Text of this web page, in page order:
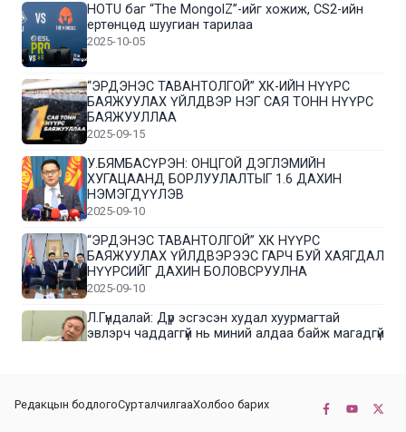
HOTU баг “The MongolZ”-ийг хожиж, CS2-ийн
ертөнцөд шуугиан тарилаа
2025-10-05
“ЭРДЭНЭС ТАВАНТОЛГОЙ” ХК-ИЙН НҮҮРС
БАЯЖУУЛАХ ҮЙЛДВЭР НЭГ САЯ ТОНН НҮҮРС
БАЯЖУУЛЛАА
2025-09-15
У.БЯМБАСҮРЭН: ОНЦГОЙ ДЭГЛЭМИЙН
ХУГАЦААНД БОРЛУУЛАЛТЫГ 1.6 ДАХИН
НЭМЭГДҮҮЛЭВ
2025-09-10
“ЭРДЭНЭС ТАВАНТОЛГОЙ” ХК НҮҮРС
БАЯЖУУЛАХ ҮЙЛДВЭРЭЭС ГАРЧ БУЙ ХАЯГДАЛ
НҮҮРСИЙГ ДАХИН БОЛОВСРУУЛНА
2025-09-10
Л.Гүндалай: Дүр эсгэсэн худал хуурмагтай
эвлэрч чаддаггүй нь миний алдаа байж магадгүй
БАГИЙН ИРГЭДИЙН ТӨЛӨӨЛӨЛ НҮҮРС
Редакцын бодлогоСурталчилгааХолбоо барих